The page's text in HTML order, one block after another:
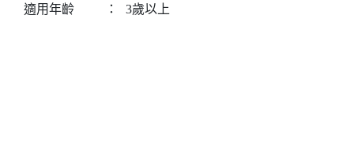
適用年齡
： 3歲以上